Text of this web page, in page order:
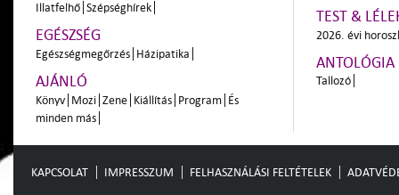
Illatfelhő Szépséghírek
EGÉSZSÉG
Egészségmegőrzés Házipatika
AJÁNLÓ
Könyv Mozi Zene Kiállítás Program És
minden más
TEST &
2026. évi
ANTOLÓGIA
Tallozó
KAPCSOLAT IMPRESSZUM FELHASZNÁLÁSI FELTÉTELEK